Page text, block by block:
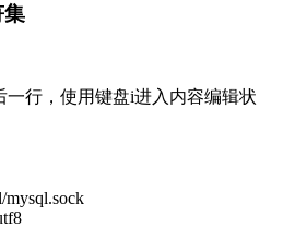
一行，使用键盘i进入内容编辑状
mysql.sock